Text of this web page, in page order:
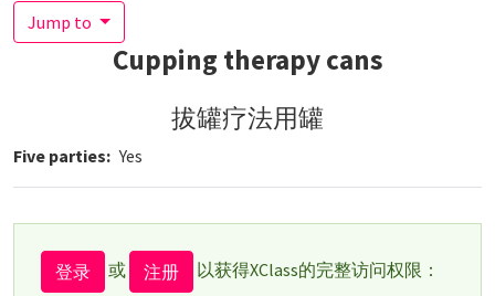
Jump to
Cupping therapy cans
拔罐疗法用罐
Five parties Yes
登录 或 注册 以获得XClass的完整访问权限：